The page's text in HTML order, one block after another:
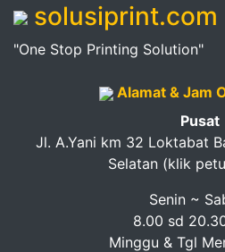
solusiprint.com
"One Stop Printing Solution"
Alamat & Jam
Pusat
Jl. A.Yani km 32 Loktabat
Selatan (klik
Senin ~
8.00 sd
Minggu & Tgl